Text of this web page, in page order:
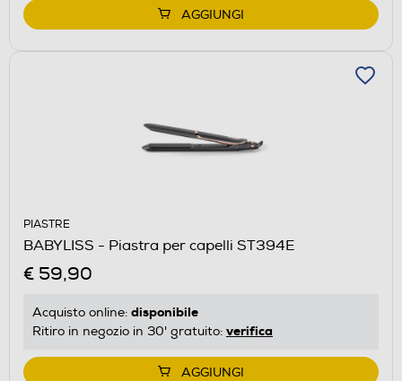
AGGIUNGI
PIASTRE
BABYLISS - Piastra per capelli ST394E
€ 59,90
Acquisto online: disponibile
Ritiro in negozio in 30' gratuito: verifica
AGGIUNGI